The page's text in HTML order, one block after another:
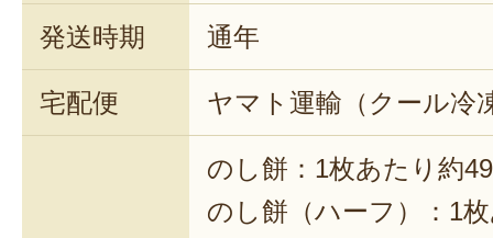
発送時期 通年
宅配便 ヤマト運輸（クール冷
のし餅：1枚あたり約
のし餅（ハーフ）：1